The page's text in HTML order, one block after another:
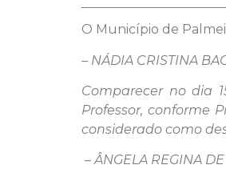
O Município de
– NÁDIA CRISTINA
Comparecer no dia
Professor, conforme
considerado como
–ÂNGELA REGINA